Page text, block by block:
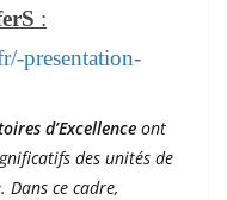
:
presentation-
d’Excellence ont
des unités de
ce cadre,